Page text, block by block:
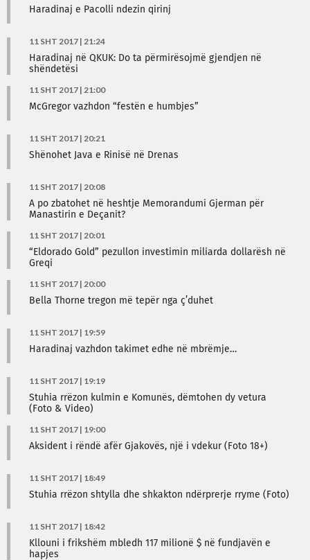
Haradinaj e Pacolli ndezin qirinj
11 SHT 2017 | 21:24
Haradinaj në QKUK: Do ta përmirësojmë gjendjen në
shëndetësi
11 SHT 2017 | 21:00
McGregor vazhdon “festën e humbjes”
11 SHT 2017 | 20:21
Shënohet Java e Rinisë në Drenas
11 SHT 2017 | 20:08
A po zbatohet në heshtje Memorandumi Gjerman për
Manastirin e Deçanit?
11 SHT 2017 | 20:01
“Eldorado Gold” pezullon investimin miliarda dollarësh në
Greqi
11 SHT 2017 | 20:00
Bella Thorne tregon më tepër nga ç’duhet
11 SHT 2017 | 19:59
Haradinaj vazhdon takimet edhe në mbrëmje…
11 SHT 2017 | 19:19
Stuhia rrëzon kulmin e Komunës, dëmtohen dy vetura
(Foto & Video)
11 SHT 2017 | 19:00
Aksident i rëndë afër Gjakovës, një i vdekur (Foto 18+)
11 SHT 2017 | 18:49
Stuhia rrëzon shtylla dhe shkakton ndërprerje rryme (Foto)
11 SHT 2017 | 18:42
Kllouni i frikshëm mbledh 117 milionë $ në fundjavën e
hapjes